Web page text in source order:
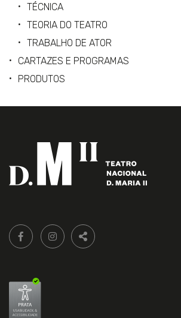
TÉCNICA
TEORIA DO TEATRO
TRABALHO DE ATOR
CARTAZES E PROGRAMAS
PRODUTOS
Siga-
nos:
FACEBOOK LIVRARIA DO TEATRO
INSTAGRAM LIVRARIA DO
PARTILHAR